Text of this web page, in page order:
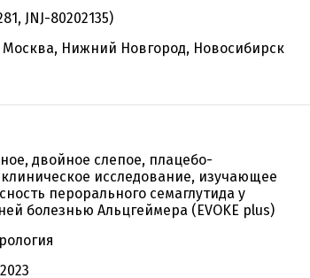
JNJ-80202135)
Москва, Нижний Новгород, Новосибирск
двойное слепое, плацебо-
исследование, изучающее
перорального cемаглутида у
болезнью Альцгеймера (EVOKE plus)